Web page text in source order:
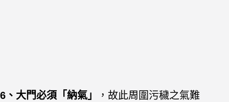
6、大門必須「納氣」
，故此周圍污穢之氣難